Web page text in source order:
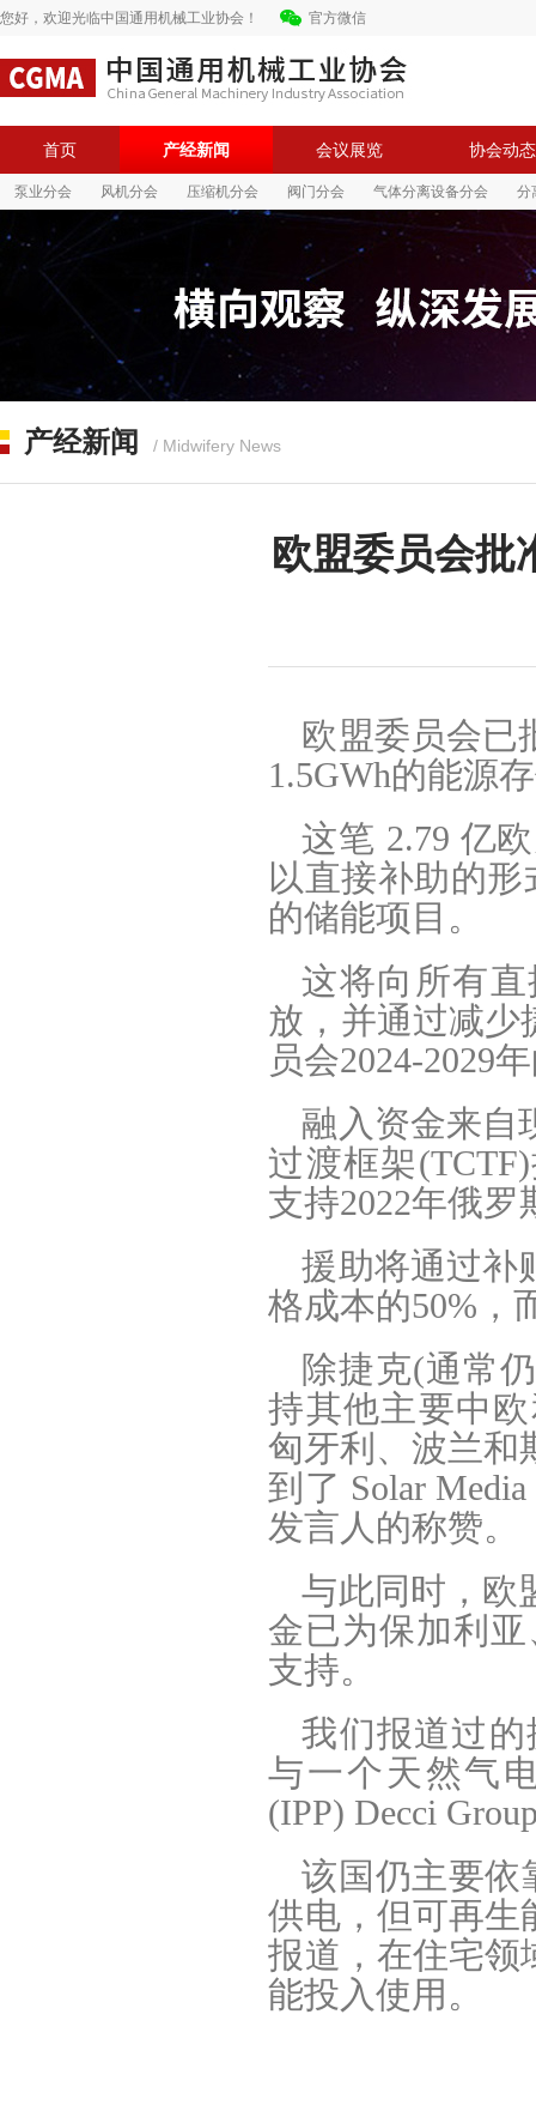
您好，欢迎光临中国通用机械工业协会！ 官方微信
首页 产经新闻 会议展览 协会动态
泵业分会 风机分会 压缩机分会 阀门分会 气体分离设备分会 分
中国通用机械工业协会
产经新闻 / Midwifery News
欧盟委员会批
欧盟委员会已
1.5GWh的能源
这笔 2.79 亿
以直接补助的形
的储能项目。
这将向所有
放，并通过减少
员会2024-2029
融入资金来自
过渡框架
支持2022年俄
援助将通过补
格成本的50%，
除捷克(通常
持其他主要中
匈牙利、波兰和
到了 Solar
发言人的称赞。
与此同时，欧
金已为保加利
支持。
我们报道过的
与一个天然气
(IPP) Decci
该国仍主要依
供电，但可再生
报道，在住宅领
能投入使用。